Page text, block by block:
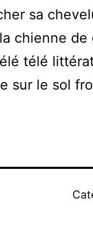
sa
chienne
télé
sur le sol